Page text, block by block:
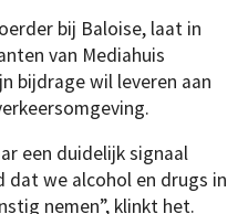
bij Baloise, laat in
van Mediahuis
bijdrage wil leveren aan
een duidelijk signaal
dat we alcohol en drugs in
nemen”, klinkt het.